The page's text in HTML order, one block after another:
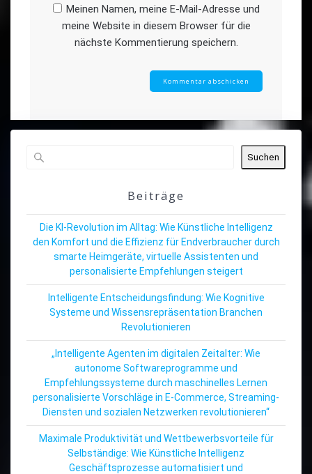
Meinen Namen, meine E-Mail-Adresse und
meine Website in diesem Browser für die
nächste Kommentierung speichern.
Suchen
Beiträge
Die KI-Revolution im Alltag: Wie Künstliche Intelligenz
den Komfort und die Effizienz für Endverbraucher durch
smarte Heimgeräte, virtuelle Assistenten und
personalisierte Empfehlungen steigert
Intelligente Entscheidungsfindung: Wie Kognitive
Systeme und Wissensrepräsentation Branchen
Revolutionieren
„Intelligente Agenten im digitalen Zeitalter: Wie
autonome Softwareprogramme und
Empfehlungssysteme durch maschinelles Lernen
personalisierte Vorschläge in E-Commerce, Streaming-
Diensten und sozialen Netzwerken revolutionieren“
Maximale Produktivität und Wettbewerbsvorteile für
Selbständige: Wie Künstliche Intelligenz
Geschäftsprozesse automatisiert und